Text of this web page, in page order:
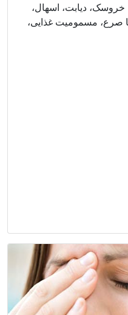
دیابت، اسهال،
صرع، مسمومیت غذایی،